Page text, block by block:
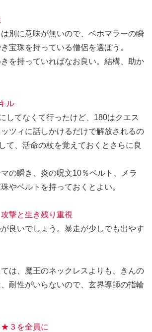
別に意味が無いので、ベホマラーの瞬
宝珠を持っている僧侶を選ぼう。
を持っていればなお良い。結構、助か
ル
してなくて行ったけど、180はクエス
ッツィに話しかけるだけで解放されるの
て、活命の杖を覚えておくとさらに良
の瞬き、炎の呪文10％ベルト、メラ
やベルトを持っておくとよい。
攻撃と生き残り重視
が良いでしょう。暴走が少しでも出やす
ては、魔王のネックレスよりも、きんの
耐性がいらないので、玄界導師の指輪
★３を全員に